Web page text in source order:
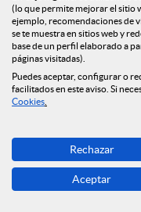
ambiente, elGrupo
cartera de productos
Préstamo ECO
socios y socias, con el
(lo que permite mejorar el sitio
ejemplo, recomendaciones de
se te muestra en sitios web y
base de un perfil elaborado a
páginas visitadas).
Puedes aceptar, configurar o
facilitados en este aviso. Si
Cookies
Rechazar
Aceptar